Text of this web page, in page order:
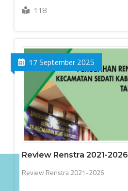
118
17 September 2025
Review Renstra 2021-2026
Review Renstra 2021-2026